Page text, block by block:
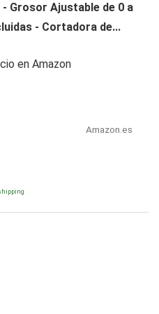
Grosor Ajustable de 0 a
- Cortadora de...
en Amazon
Amazon.es